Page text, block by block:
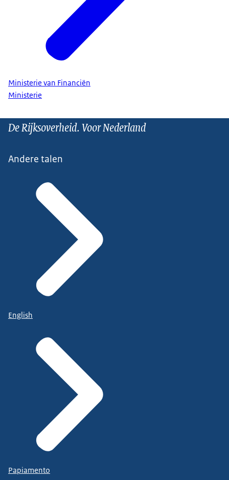
Ministerie van Financiën
Ministerie
De Rijksoverheid. Voor Nederland
Andere talen
English
Papiamento